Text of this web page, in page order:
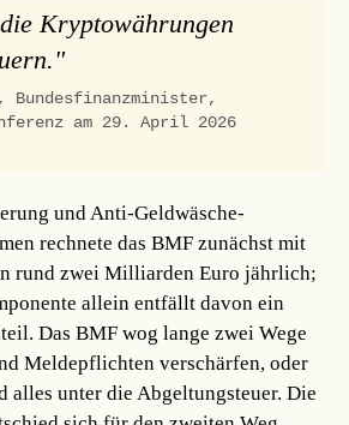
Kryptowährungen
am 29. April 2026
und Anti-Geldwäsche-
rechnete das BMF zunächst mit
rund zwei Milliarden Euro jährlich;
allein entfällt davon ein
Das BMF wog lange zwei Wege
Meldepflichten verschärfen, oder
alles unter die Abgeltungsteuer. Die